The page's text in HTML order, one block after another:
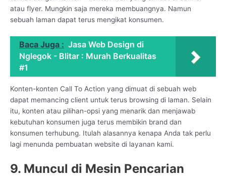
atau flyer. Mungkin saja mereka membuangnya. Namun
sebuah laman dapat terus mengikat konsumen.
Baca Juga : Jasa Web Design di
Nglegok - Blitar : Murah Berkualitas
#1
Konten-konten Call To Action yang dimuat di sebuah web
dapat memancing client untuk terus browsing di laman. Selain
itu, konten atau pilihan-opsi yang menarik dan menjawab
kebutuhan konsumen juga terus membikin brand dan
konsumen terhubung. Itulah alasannya kenapa Anda tak perlu
lagi menunda pembuatan website di layanan kami.
9. Muncul di Mesin Pencarian
Online